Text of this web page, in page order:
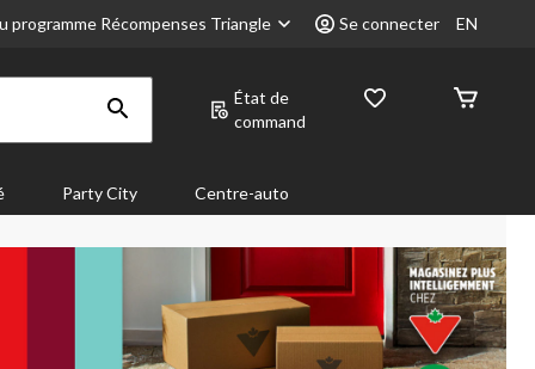
programme Récompenses Triangle Se connecter EN
État de
command
Party City Centre-auto